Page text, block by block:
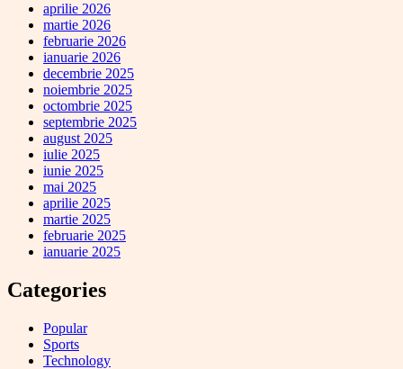
aprilie 2026
martie 2026
februarie 2026
ianuarie 2026
decembrie 2025
noiembrie 2025
octombrie 2025
septembrie 2025
august 2025
iulie 2025
iunie 2025
mai 2025
aprilie 2025
martie 2025
februarie 2025
ianuarie 2025
Categories
Popular
Sports
Technology